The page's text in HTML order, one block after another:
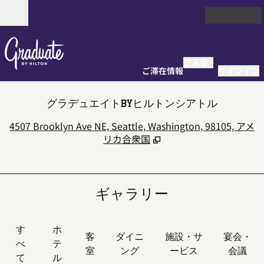
営業時間
ご滞在情報
グラデュエイトBYヒルトンシアトル
4507 Brooklyn Ave NE, Seattle, Washington, 98105, アメ
リカ合衆国
ギャラリー
す
べ
て
ホ
テ
ル
客
室
ダイニ
ング
施設・サ
ービス
宴会・
会議